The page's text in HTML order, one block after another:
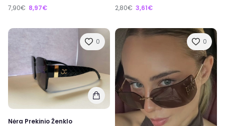
7,90€ 8,97€ 2,80€ 3,61€
0
Nėra Prekinio Ženklo
0